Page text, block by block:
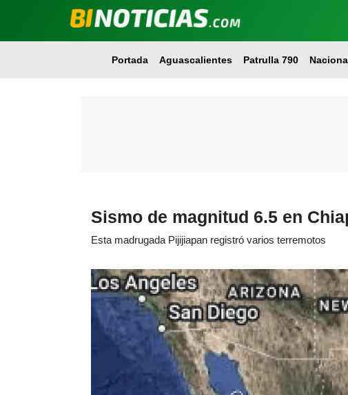
Portada Aguascalientes Patrulla 790
Sismo de magnitud 6.5 en
Esta madrugada Pijijiapan registró varios terremotos